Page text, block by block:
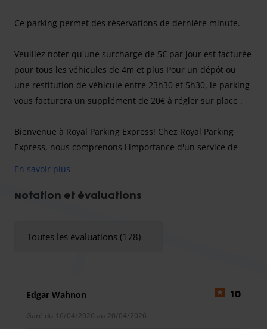
Ce parking permet des réservations de dernière minute.
Veuillez noter qu'une surcharge de 5€ par jour est facturée
pour tous les véhicules de 4m et plus Pour un dépôt ou
une restitution de véhicule entre 23h30 et 5h30, le parking
vous facturera un supplément de 20€ à régler sur place .
Bienvenue à Royal Parking Express! Chez Royal Parking
Express, nous comprenons l'importance d'un service de
comme vous. Que vous partiez pour un voyage d'affaires
ou que vous vous embarquiez pour des vacances bien
vous pouvez vous attendre en choisissant leur service de
et 5h30, le parking vous facturera un supplément de 20€ à
régler sur place
Dépose et prise en charge faciles : Le service de voiturier
En savoir plus
Notation et évaluations
Toutes les évaluations (178)
Edgar Wahnon 10
Garé du 16/04/2026 au 20/04/2026